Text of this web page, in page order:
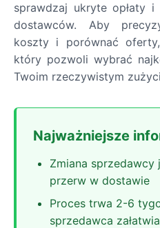
sprawdzaj ukryte opłaty
dostawców. Aby
koszty i porównać
który pozwoli wybrać
Twoim rzeczywistym
Najważniejsze
Zmiana sprzedawcy
przerw w dostawie
Proces trwa 2-6
sprzedawca